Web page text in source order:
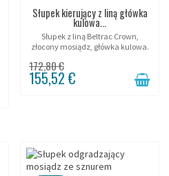
Słupek kierujący z liną główka
kulowa...
Słupek z liną Beltrac Crown,
złocony mosiądz, główka kulowa.
172,80 €
155,52 €